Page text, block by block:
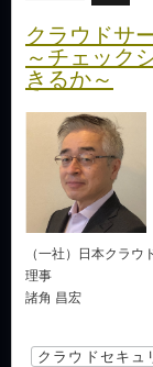
クラウドサ
～チェック
きるか～
（一社）日本クラ
理事
諸角 昌宏
クラウドセキュ